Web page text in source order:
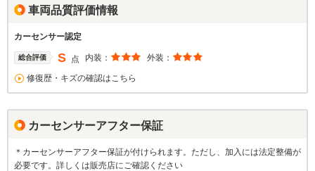
車両品質評価情報
カーセンサー認定
総合評価 S 点 内装： 外装：
修復歴・キズの確認はこちら
カーセンサーアフター保証
＊カーセンサーアフター保証が付けられます。ただし、加入には法定整備が
必要です。詳しくは販売店にご確認ください